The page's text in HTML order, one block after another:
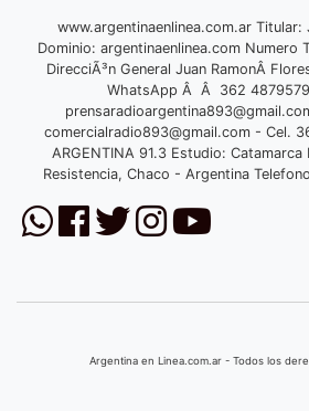
www.argentinaenlinea.com.ar Titular:
Dominio: argentinaenlinea.com Numero
DirecciÃ³n General Juan RamonÂ
WhatsApp Â Â 362 4879579
comercialradio893@gmail.com- Cel.
ARGENTINA 91.3 Estudio:
Resistencia, Chaco - Argentina
Argentina en Linea.com.ar - Todos los